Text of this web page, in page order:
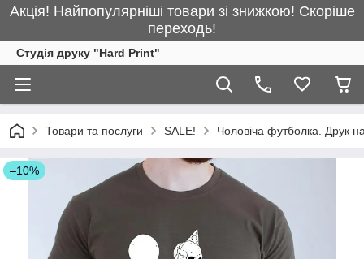
Акція! Найпопулярніші товари зі знижкою! Скоріше
переходь!
Студія друку "Hard Print"
Товари та послуги SALE! Чоловіча футболка. Друк
–10%